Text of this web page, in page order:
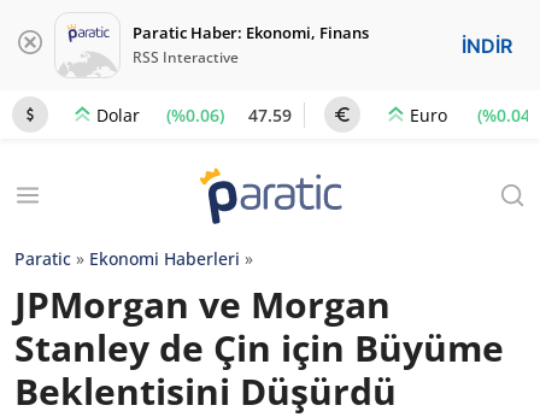
Paratic Haber: Ekonomi, Finans
RSS Interactive İNDİR
Dolar (%0.06) 47.59 Euro (%0.04)
Paratic » Ekonomi Haberleri »
JPMorgan ve Morgan
Stanley de Çin için Büyüme
Beklentisini Düşürdü